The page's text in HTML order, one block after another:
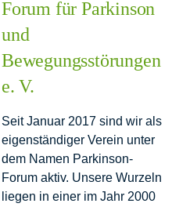
Suche
nach:
Forum für Parkinson
und
Bewegungsstörungen
e. V.
Seit Januar 2017 sind wir als
eigenständiger Verein unter
dem Namen Parkinson-
Forum aktiv. Unsere Wurzeln
liegen in einer im Jahr 2000